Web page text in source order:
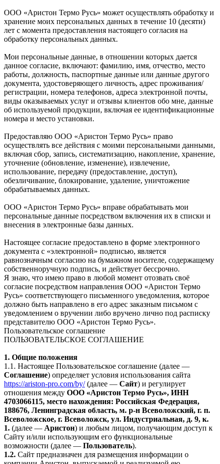
ООО «Аристон Термо Русь» может осуществлять обработку и
хранение моих персональных данных в течение 10 (десяти)
лет с момента предоставления настоящего согласия на
обработку персональных данных.
Мои персональные данные, в отношении которых дается
данное согласие, включают: фамилию, имя, отчество, место
работы, должность, паспортные данные или данные другого
документа, удостоверяющего личность, адрес проживания/
регистрации, номера телефонов, адреса электронной почты,
виды оказываемых услуг и отзывы клиентов обо мне, данные
об используемой продукции, включая ее идентификационные
номера и место установки.
Предоставляю ООО «Аристон Термо Русь» право
осуществлять все действия с моими персональными данными,
включая сбор, запись, систематизацию, накопление, хранение,
уточнение (обновление, изменение), извлечение,
использование, передачу (предоставление, доступ),
обезличивание, блокирование, удаление, уничтожение
обрабатываемых данных.
ООО «Аристон Термо Русь» вправе обрабатывать мои
персональные данные посредством включения их в списки и
внесения в электронные базы данных.
Настоящее согласие предоставлено в форме электронного
документа с «электронной» подписью, является
равнозначным согласию на бумажном носителе, содержащему
собственноручную подпись, и действует бессрочно.
Я знаю, что имею право в любой момент отозвать своё
согласие посредством направления ООО «Аристон Термо
Русь» соответствующего письменного уведомления, которое
должно быть направлено в его адрес заказным письмом с
уведомлением о вручении либо вручено лично под расписку
представителю ООО «Аристон Термо Русь».
Пользовательское соглашение
ПОЛЬЗОВАТЕЛЬСКОЕ СОГЛАШЕНИЕ
1. Общие положения
1.1. Настоящее Пользовательское соглашение (далее —
Соглашение) определяет условия использования сайта
https://ariston-pro.com/by/(далее — Сайт) и регулирует
отношения между ООО «Аристон Термо Русь», ИНН
4703066115, место нахождения: Российская Федерация,
188676, Ленинградская область, м. р-н Всеволожский, г. п.
Всеволожское, г. Всеволожск, ул. Индустриальная, д. 9, к.
1. (далее — Аристон) и любым лицом, получающим доступ к
Сайту и/или использующим его функциональные
возможности (далее — Пользователь).
1.2. Сайт предназначен для размещения информации о